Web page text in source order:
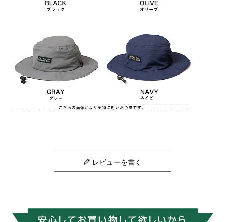
レビューを書く